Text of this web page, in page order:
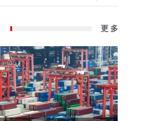
更 多